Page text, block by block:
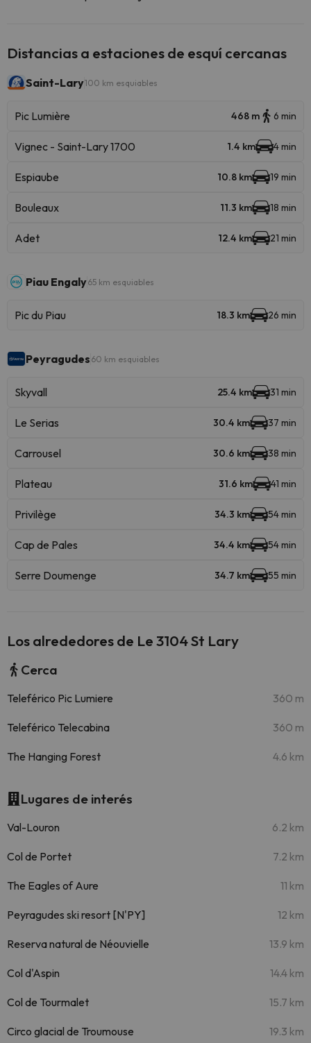
Distancias a estaciones de esquí cercanas
Saint-Lary100 km esquiables
Pic Lumière 468 m 6 min
Vignec - Saint-Lary 1700 1.4 km 4 min
Espiaube 10.8 km 19 min
Bouleaux 11.3 km 18 min
Adet 12.4 km 21 min
Piau Engaly65 km esquiables
Pic du Piau 18.3 km 26 min
Peyragudes 60 km esquiables
Skyvall 25.4 km 31 min
Le Serias 30.4 km 37 min
Carrousel 30.6 km 38 min
Plateau 31.6 km 41 min
Privilège 34.3 km 54 min
Cap de Pales 34.4 km 54 min
Serre Doumenge 34.7 km 55 min
Los alrededores de Le 3104 St Lary
Cerca
Teleférico Pic Lumiere 360 m
Teleférico Telecabina 360 m
The Hanging Forest 4.6 km
Lugares de interés
Val-Louron 6.2 km
Col de Portet 7.2 km
The Eagles of Aure 11 km
Peyragudes ski resort [N'PY] 12 km
Reserva natural de Néouvielle 13.9 km
Col d'Aspin 14.4 km
Col de Tourmalet 15.7 km
Circo glacial de Troumouse 19.3 km